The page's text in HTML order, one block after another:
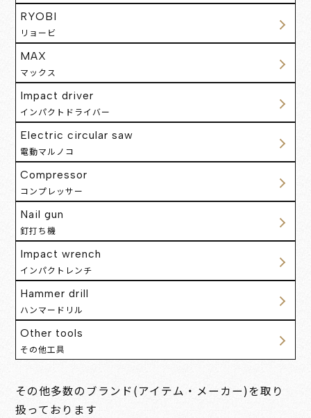
RYOBI
リョービ
MAX
マックス
Impact driver
インパクトドライバー
Electric circular saw
電動マルノコ
Compressor
コンプレッサー
Nail gun
釘打ち機
Impact wrench
インパクトレンチ
Hammer drill
ハンマードリル
Other tools
その他工具
その他多数のブランド(アイテム・メーカー)を取り
扱っております